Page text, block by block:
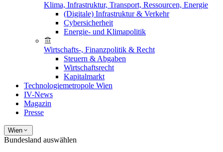
Klima, Infrastruktur, Transport, Ressourcen, Energie
(Digitale) Infrastruktur & Verkehr
Cybersicherheit
Energie- und Klimapolitik
Wirtschafts-, Finanzpolitik & Recht
Steuern & Abgaben
Wirtschaftsrecht
Kapitalmarkt
Technologiemetropole Wien
IV-News
Magazin
Presse
Wien
Bundesland auswählen